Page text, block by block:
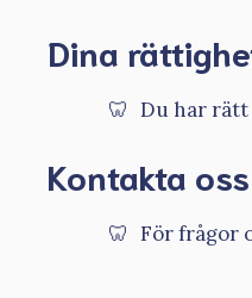
Dina
Du har rätt
Kontakta oss
För frågor